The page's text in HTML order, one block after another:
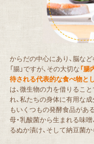
からだの中心にあり、脳な
「腸」ですが、その大切な「
待される代表的な食べ物と
は、微生物の力を借りるこ
れ、私たちの身体に有用な
もいくつもの発酵食品があ
母・乳酸菌から生まれる味噌
るぬか漬け、そして納豆菌